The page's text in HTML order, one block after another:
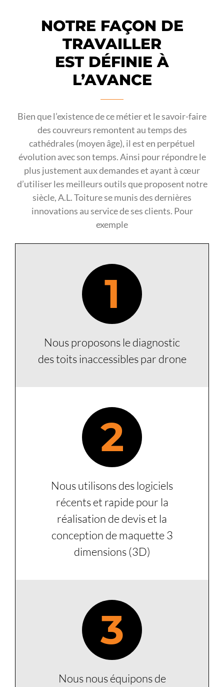
NOTRE FAÇON DE
TRAVAILLER
EST DÉFINIE À
L’AVANCE
Bien que l’existence de ce métier et le savoir-faire
des couvreurs remontent au temps des
cathédrales (moyen âge), il est en perpétuel
évolution avec son temps. Ainsi pour répondre le
plus justement aux demandes et ayant à cœur
d’utiliser les meilleurs outils que proposent notre
siècle, A.L. Toiture se munis des dernières
innovations au service de ses clients. Pour
exemple
1
Nous proposons le diagnostic
des toits inaccessibles par drone
2
Nous utilisons des logiciels
récents et rapide pour la
réalisation de devis et la
conception de maquette 3
dimensions (3D)
3
Nous nous équipons de